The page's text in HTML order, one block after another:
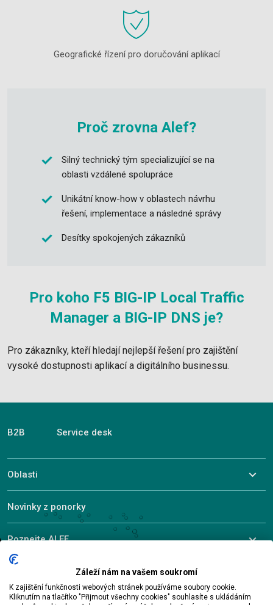
Geografické řízení pro doručování aplikací
Proč zrovna Alef?
Silný technický tým specializující se na
oblasti vzdálené spolupráce
Unikátní know-how v oblastech návrhu
řešení, implementace a následné správy
Desítky spokojených zákazníků
Pro koho F5 BIG-IP Local Traffic
Manager a BIG-IP DNS je?
Pro zákazníky, kteří hledají nejlepší řešení pro zajištění
vysoké dostupnosti aplikací a digitálního businessu.
B2B Service desk
Oblasti
Novinky z ponorky
Poznejte ALEF
© 2026 ALEF Group. All rights reserved
Záleží nám na vašem soukromí
K zajištění funkčnosti webových stránek používáme soubory cookie.
Kliknutím na tlačítko "Přijmout všechny cookies" souhlasíte s ukládáním